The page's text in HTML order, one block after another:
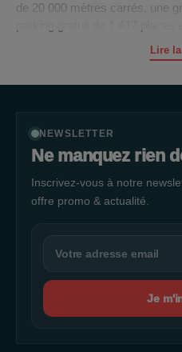
de 20 000 mètres carrés, une
proximité, La Galerie Boé offre
pratique et agréable pour toute
Que vous recherchiez des
des jeux vidéo, des articles
La Galerie Boé a quelque
y trouverez des enseignes de
Zeeman, Okaïdi, qui proposent
Gastronomie et Pause
Après une séance de
gourmande pour reprendre
Lire
NEWSLETTER
Ne manquez rien
Inscrivez-vous à notre
offre promo & actualité.
Je